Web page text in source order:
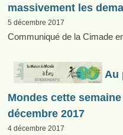
massivement les
5 décembre 2017
Communiqué de la Cimade
Au
Mondes cette
décembre 2017
4 décembre 2017